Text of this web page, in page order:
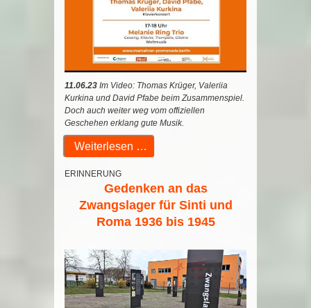
11.06.23 Im Video: Thomas Krüger, Valeriia
Kurkina und David Pfabe beim Zusammenspiel.
Doch auch weiter weg vom offiziellen
Geschehen erklang gute Musik.
Weiterlesen …
ERINNERUNG
Gedenken an das
Zwangslager für Sinti und
Roma 1936 bis 1945